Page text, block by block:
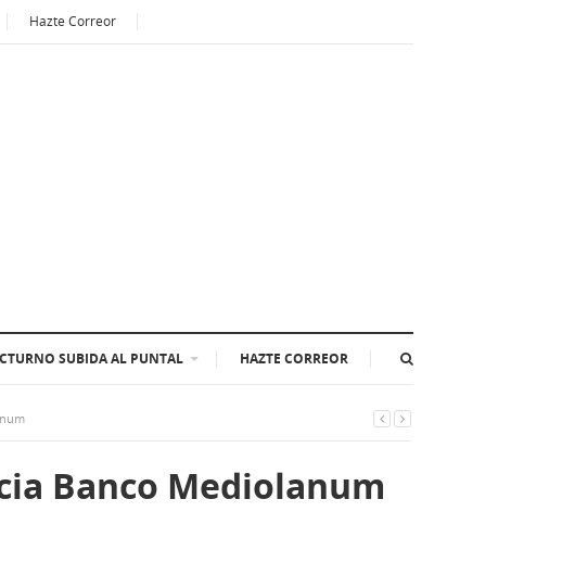
Hazte Correor
SUBIDA AL PUNTAL HAZTE CORREOR
Banco Mediolanum